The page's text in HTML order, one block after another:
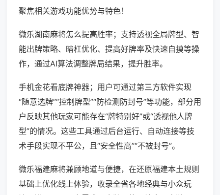
聚焦相关游戏功能优势与特色！
微乐湖南麻将怎么提高胜率；支持透视全局牌型、智
能出牌策略、暗杠优化、提高好牌率及快速自摸等操
作，通过AI算法调整牌局结果，提升胜率。
手机金花看底牌神器；用户可通过第三方软件实现
“随意选牌”“控制牌型”“防检测防封号”等功能，部分用
户反映其他玩家可能存在“牌特别好”或“透视他人牌
型”的情况。这些工具通过后台运行、自动连接等技
术手段实现不平公，且“安全性高”“不被封号”。
微乐福建麻将兼顾地道与便捷，在还原福建本土规则
基础上优化线上体验，收录全省各地经典与小众玩